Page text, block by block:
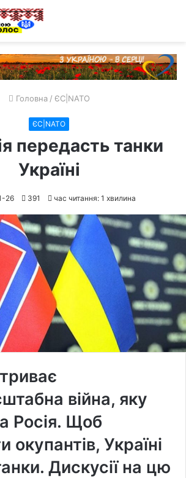
Головна / ЄС|NATO
ЄС|NATO
передасть танки
Україні
26 391 час читання: 1 хвилина
війна, яку
Росія. Щоб
окупантів, Україні
Дискусії на цю